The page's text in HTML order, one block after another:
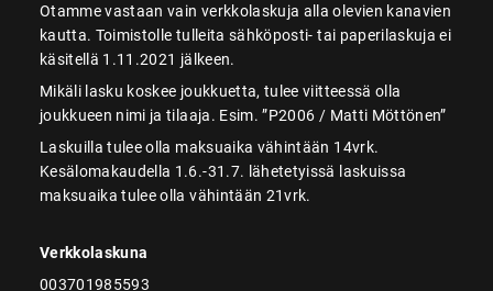
Otamme vastaan vain verkkolaskuja alla olevien kanavien
kautta. Toimistolle tulleita sähköposti- tai paperilaskuja ei
käsitellä 1.11.2021 jälkeen.
Mikäli lasku koskee joukkuetta, tulee viitteessä olla
joukkueen nimi ja tilaaja. Esim. ”P2006 / Matti Möttönen”
Laskuilla tulee olla maksuaika vähintään 14vrk.
Kesälomakaudella 1.6.-31.7. lähetetyissä laskuissa
maksuaika tulee olla vähintään 21vrk.
Verkkolaskuna
003701985593